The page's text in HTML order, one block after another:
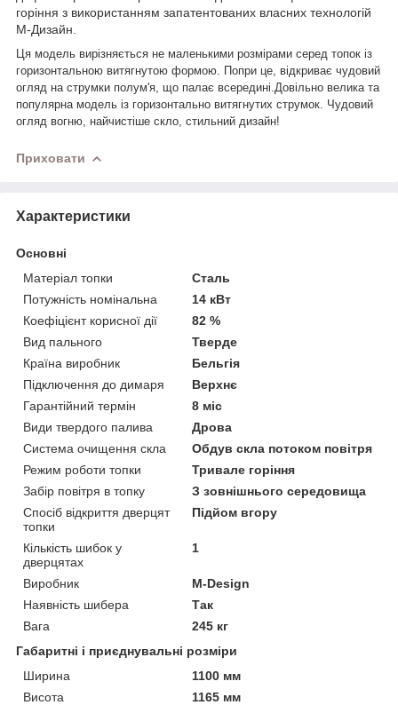
горіння з використанням запатентованих власних технологій
М-Дизайн.
Ця модель вирізняється не маленькими розмірами серед топок із
горизонтальною витягнутою формою. Попри це, відкриває чудовий
огляд на струмки полум'я, що палає всередині.Довільно велика та
популярна модель із горизонтально витягнутих струмок. Чудовий
огляд вогню, найчистіше скло, стильний дизайн!
Приховати
Характеристики
Основні
Матеріал топки
Сталь
Потужність номінальна
14 кВт
Коефіцієнт корисної дії
82 %
Вид пального
Тверде
Країна виробник
Бельгія
Підключення до димаря
Верхнє
Гарантійний термін
8 міс
Види твердого палива
Дрова
Система очищення скла
Обдув скла потоком повітря
Режим роботи топки
Тривале горіння
Забір повітря в топку
З зовнішнього середовища
Спосіб відкриття дверцят
топки
Підйом вгору
Кількість шибок у
дверцятах
1
Виробник
M-Design
Наявність шибера
Так
Вага
245 кг
Габаритні і приєднувальні розміри
Ширина
1100 мм
Висота
1165 мм